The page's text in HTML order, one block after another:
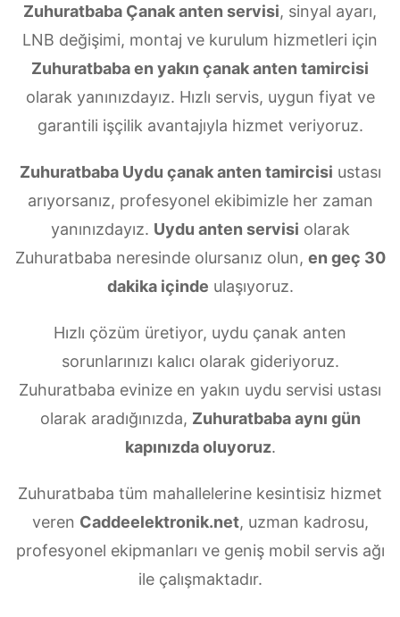
Zuhuratbaba Çanak anten servisi, sinyal ayarı,
LNB değişimi, montaj ve kurulum hizmetleri için
Zuhuratbaba en yakın çanak anten tamircisi
olarak yanınızdayız. Hızlı servis, uygun fiyat ve
garantili işçilik avantajıyla hizmet veriyoruz.
Zuhuratbaba Uydu çanak anten tamircisi ustası
arıyorsanız, profesyonel ekibimizle her zaman
yanınızdayız. Uydu anten servisi olarak
Zuhuratbaba neresinde olursanız olun, en geç 30
dakika içinde ulaşıyoruz.
Hızlı çözüm üretiyor, uydu çanak anten
sorunlarınızı kalıcı olarak gideriyoruz.
Zuhuratbaba evinize en yakın uydu servisi ustası
olarak aradığınızda, Zuhuratbaba aynı gün
kapınızda oluyoruz.
Zuhuratbaba tüm mahallelerine kesintisiz hizmet
veren Caddeelektronik.net, uzman kadrosu,
profesyonel ekipmanları ve geniş mobil servis ağı
ile çalışmaktadır.